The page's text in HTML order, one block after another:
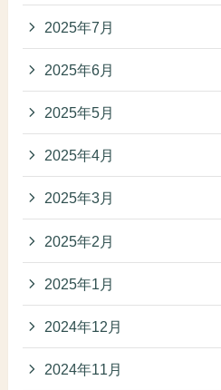
2025年7月
2025年6月
2025年5月
2025年4月
2025年3月
2025年2月
2025年1月
2024年12月
2024年11月